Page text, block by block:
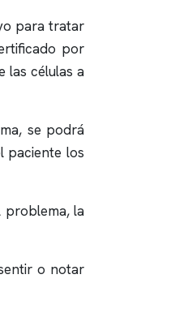
para tratar
por
las células a
se podrá
paciente los
problema, la
o notar